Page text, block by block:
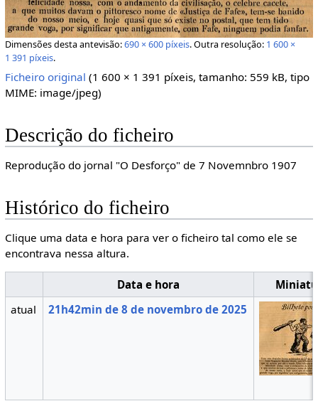
Dimensões desta antevisão:690 × 600 píxeis.Outra resolução: 1 600 ×
1 391 píxeis.
Ficheiro original (1 600 × 1 391 píxeis, tamanho: 559 kB, tipo
MIME: image/jpeg)
Descrição do ficheiro
Reprodução do jornal "O Desforço" de 7 Novemnbro 1907
Histórico do ficheiro
Clique uma data e hora para ver o ficheiro tal como ele se
encontrava nessa altura.
Data e hora
atual
21h42min de 8 de novembro de 2025